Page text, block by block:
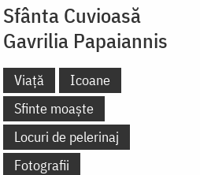
Sfânta Cuvioasă
Gavrilia Papaiannis
Viață
Icoane
Sfinte moaște
Locuri de pelerinaj
Fotografii